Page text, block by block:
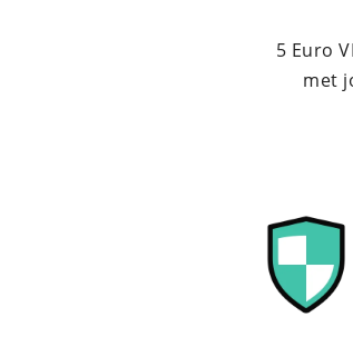
5 Euro
met